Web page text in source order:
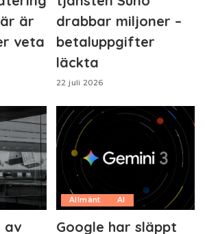
är
veta
drabbar miljoner –
betaluppgifter
läckta
22 juli 2026
av
Allmänt AI
Google har släppt